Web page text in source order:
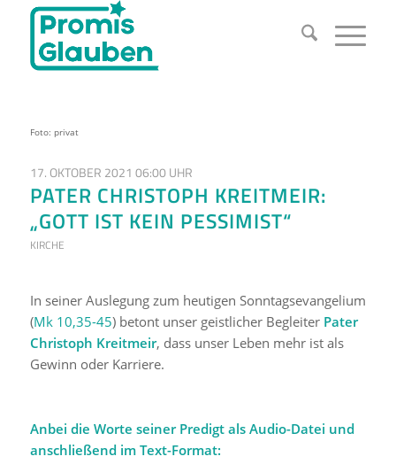
Foto: privat
17. OKTOBER 2021 06:00 UHR
PATER CHRISTOPH KREITMEIR:
„GOTT IST KEIN PESSIMIST“
KIRCHE
In seiner Auslegung zum heutigen Sonntagsevangelium
(Mk 10,35-45) betont unser geistlicher Begleiter Pater
Christoph Kreitmeir, dass unser Leben mehr ist als
Gewinn oder Karriere.
Anbei die Worte seiner Predigt als Audio-Datei und
anschließend im Text-Format: